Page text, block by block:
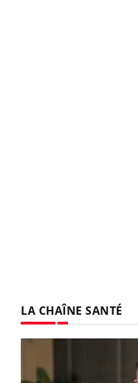
LA CHAÎNE SANTÉ